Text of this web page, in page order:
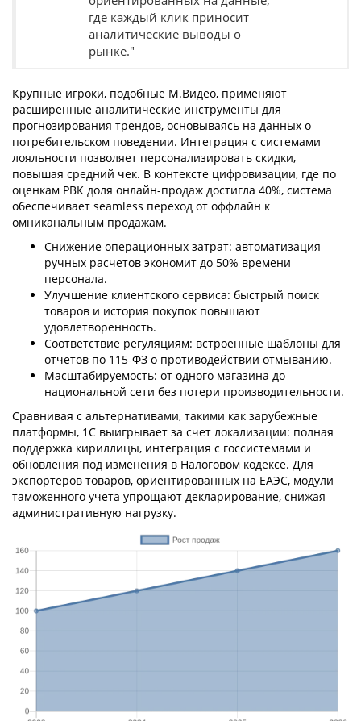
где каждый клик приносит
аналитические выводы о
рынке."
Крупные игроки, подобные М.Видео, применяют
расширенные аналитические инструменты для
прогнозирования трендов, основываясь на данных о
потребительском поведении. Интеграция с системами
лояльности позволяет персонализировать скидки,
повышая средний чек. В контексте цифровизации, где по
оценкам РВК доля онлайн-продаж достигла 40%, система
обеспечивает seamless переход от оффлайн к
омниканальным продажам.
Снижение операционных затрат: автоматизация
ручных расчетов экономит до 50% времени
персонала.
Улучшение клиентского сервиса: быстрый поиск
товаров и история покупок повышают
удовлетворенность.
Соответствие регуляциям: встроенные шаблоны для
отчетов по 115-ФЗ о противодействии отмыванию.
Масштабируемость: от одного магазина до
национальной сети без потери производительности.
Сравнивая с альтернативами, такими как зарубежные
платформы, 1С выигрывает за счет локализации: полная
поддержка кириллицы, интеграция с госсистемами и
обновления под изменения в Налоговом кодексе. Для
экспортеров товаров, ориентированных на ЕАЭС, модули
таможенного учета упрощают декларирование, снижая
административную нагрузку.